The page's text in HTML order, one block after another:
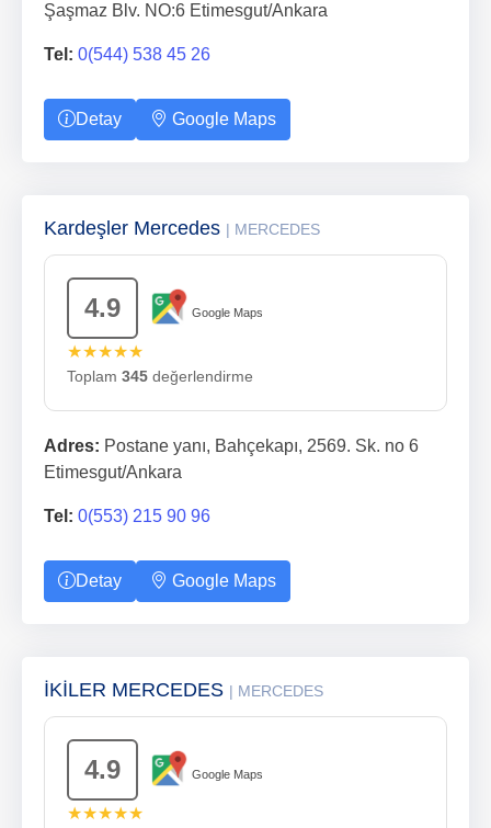
Şaşmaz Blv. NO:6 Etimesgut/Ankara
Tel: 0(544) 538 45 26
Detay Google Maps
Kardeşler Mercedes | MERCEDES
4.9 Google Maps
★★★★★
Toplam 345 değerlendirme
Adres: Postane yanı, Bahçekapı, 2569. Sk. no 6
Etimesgut/Ankara
Tel: 0(553) 215 90 96
Detay Google Maps
İKİLER MERCEDES | MERCEDES
4.9 Google Maps
★★★★★